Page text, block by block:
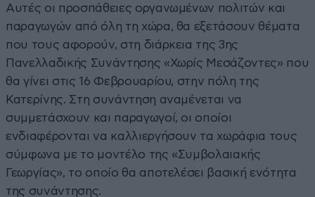
Αυτές οι προσπάθειες οργανωμένων πολιτών και
παραγωγών από όλη τη χώρα, θα εξετάσουν θέματα
που τους αφορούν, στη διάρκεια της 3ης
Πανελλαδικής Συνάντησης «Χωρίς Μεσάζοντες» που
θα γίνει στις 16 Φεβρουαρίου, στην πόλη της
Κατερίνης. Στη συνάντηση αναμένεται να
συμμετάσχουν και παραγωγοί, οι οποίοι
ενδιαφέρονται να καλλιεργήσουν τα χωράφια τους
σύμφωνα με το μοντέλο της «Συμβολαιακής
Γεωργίας», το οποίο θα αποτελέσει βασική ενότητα
της συνάντησης.